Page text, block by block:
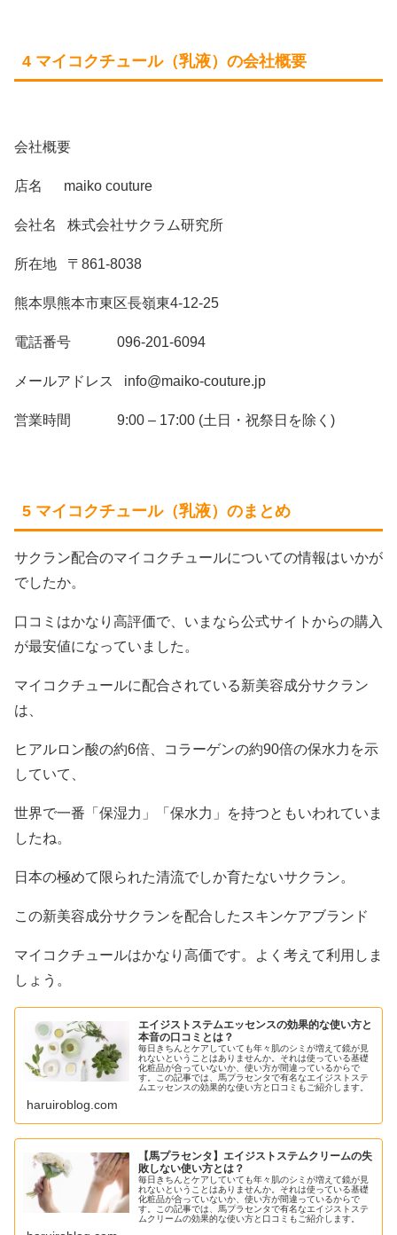
4 マイコクチュール（乳液）の会社概要
会社概要
店名 maiko couture
会社名 株式会社サクラム研究所
所在地 〒861-8038
熊本県熊本市東区長嶺東4-12-25
電話番号 096-201-6094
メールアドレス info@maiko-couture.jp
営業時間 9:00 – 17:00 (土日・祝祭日を除く)
5 マイコクチュール（乳液）のまとめ
サクラン配合のマイコクチュールについての情報はいかが
でしたか。
口コミはかなり高評価で、いまなら公式サイトからの購入
が最安値になっていました。
マイコクチュールに配合されている新美容成分サクラン
は、
ヒアルロン酸の約6倍、コラーゲンの約90倍の保水力を示
していて、
世界で一番「保湿力」「保水力」を持つともいわれていま
したね。
日本の極めて限られた清流でしか育たないサクラン。
この新美容成分サクランを配合したスキンケアブランド
マイコクチュールはかなり高価です。よく考えて利用しま
しょう。
エイジストステムエッセンスの効果的な使い方と
本音の口コミとは？
毎日きちんとケアしていても年々肌のシミが増えて鏡が見
れないということはありませんか。それは使っている基礎
化粧品が合っていないか、使い方が間違っているからで
す。この記事では、馬プラセンタで有名なエイジストステ
ムエッセンスの効果的な使い方と口コミもご紹介します。
haruiroblog.com
【馬プラセンタ】エイジストステムクリームの失
敗しない使い方とは？
毎日きちんとケアしていても年々肌のシミが増えて鏡が見
れないということはありませんか。それは使っている基礎
化粧品が合っていないか、使い方が間違っているからで
す。この記事では、馬プラセンタで有名なエイジストステ
ムクリームの効果的な使い方と口コミもご紹介します。